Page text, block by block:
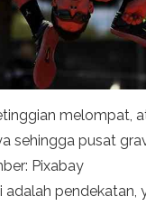
melompat,
sehingga pusat
Pixabay
adalah pendekatan,